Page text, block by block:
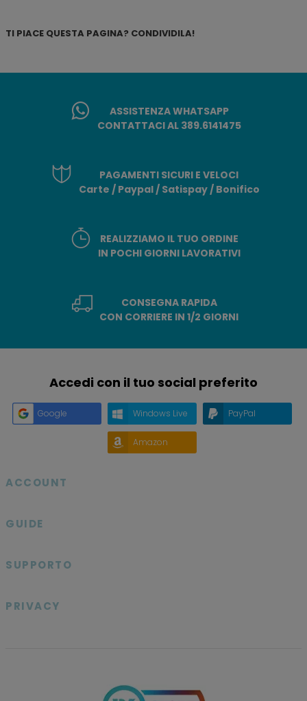
TI PIACE QUESTA PAGINA? CONDIVIDILA!
ASSISTENZA WHATSAPP
CONTATTACI AL 389.6141475
PAGAMENTI SICURI E VELOCI
Carte / Paypal / Satispay / Bonifico
REALIZZIAMO IL TUO ORDINE
IN POCHI GIORNI LAVORATIVI
CONSEGNA RAPIDA
CON CORRIERE IN 1/2 GIORNI
Accedi con il tuo social preferito
Google Windows Live PayPal
Amazon
ACCOUNT
GUIDE
SUPPORTO
PRIVACY